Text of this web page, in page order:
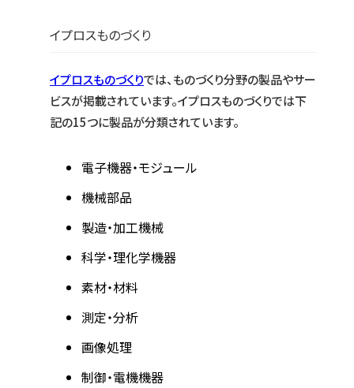
イプロスものづくり
イプロスものづくりでは、ものづくり分野の製品やサー
ビスが掲載されています。イプロスものづくりでは下
記の15つに製品が分類されています。
電子機器・モジュール
機械部品
製造・加工機械
科学・理化学機器
素材・材料
測定・分析
画像処理
制御・電機機器